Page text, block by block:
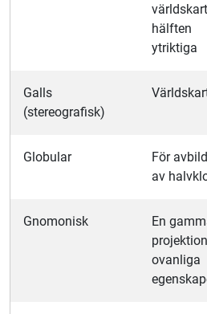
hälften
ytriktiga
Galls
(stereografisk)
Globular
För
av
Gnomonisk
En
ovanliga